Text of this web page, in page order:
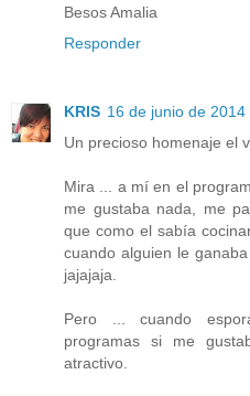
Besos Amalia
Responder
KRIS 16 de junio de 2014
Un precioso homenaje el
Mira ... a mí en el
me gustaba nada, me
que como el sabía
cuando alguien le
jajajaja.
Pero ... cuando
programas si me
atractivo.